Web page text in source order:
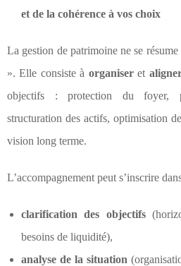
et de la cohérence à vos choix
La gestion de patrimoine ne se
». Elle consiste à organiseret
objectifs : protection du foyer,
structuration des actifs, optimisation
vision long terme.
L’accompagnement peut s’inscrire
clarification des objectifs
besoins de liquidité),
analyse de la situation